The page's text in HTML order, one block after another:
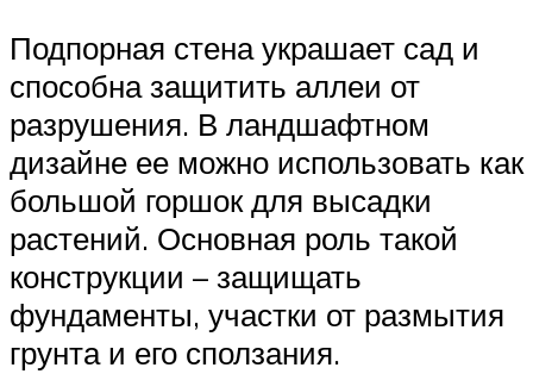
Подпорная стена украшает сад и
способна защитить аллеи от
разрушения. В ландшафтном
дизайне ее можно использовать как
большой горшок для высадки
растений. Основная роль такой
конструкции – защищать
фундаменты, участки от размытия
грунта и его сползания.